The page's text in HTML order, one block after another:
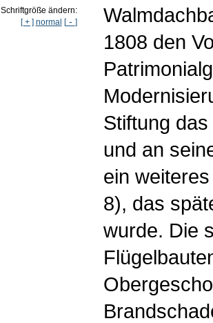
Schriftgröße ändern:
[ + ] normal [- ]
1808 den
Stiftung
und an
ein
8), das
wurde. Die